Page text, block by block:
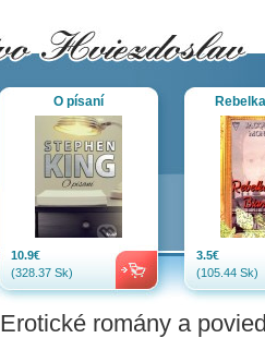
O písaní
10.9€
(328.37 Sk)
3.5€
(105.44 Sk)
Erotické romány a